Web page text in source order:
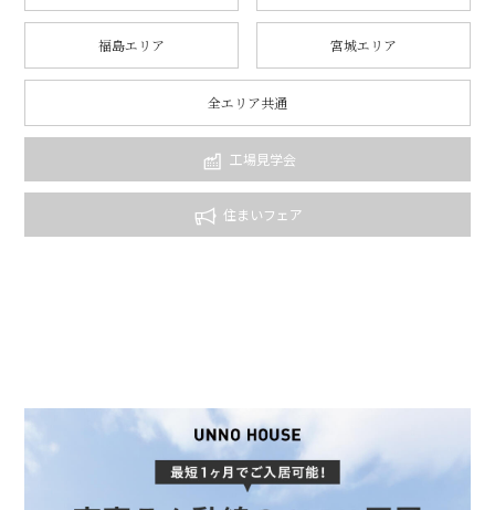
福島エリア 宮城エリア
全エリア共通
工場見学会
住まいフェア